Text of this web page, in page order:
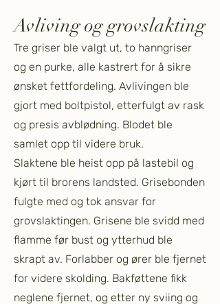
Avliving og grovslakting
Tre griser ble valgt ut, to hanngriser
og en purke, alle kastrert for å sikre
ønsket fettfordeling. Avlivingen ble
gjort med boltpistol, etterfulgt av rask
og presis avblødning. Blodet ble
samlet opp til videre bruk.
Slaktene ble heist opp på lastebil og
kjørt til brorens landsted. Grisebonden
fulgte med og tok ansvar for
grovslaktingen. Grisene ble svidd med
flamme før bust og ytterhud ble
skrapt av. Forlabber og ører ble fjernet
for videre skolding. Bakføttene fikk
neglene fjernet, og etter ny sviing og